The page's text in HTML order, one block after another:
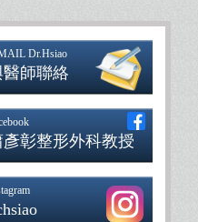
Dr.Hsiao
醫師聯絡
彥彰整形外科教授